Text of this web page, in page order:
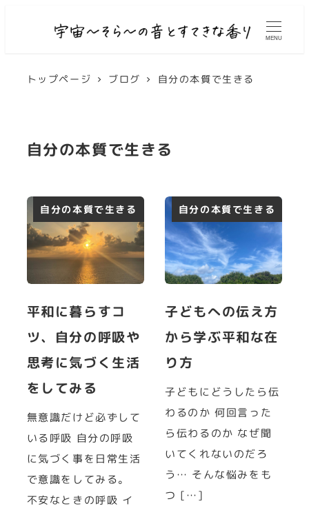
MENU
トップページ ブログ 自分の本質で生きる
自分の本質で生きる
自分の本質で生きる
平和に暮らすコ
ツ、自分の呼吸や
思考に気づく生活
をしてみる
無意識だけど必ずして
いる呼吸 自分の呼吸
に気づく事を日常生活
で意識をしてみる。
不安なときの呼吸 イ
自分の本質で生きる
子どもへの伝え方
から学ぶ平和な在
り方
子どもにどうしたら伝
わるのか 何回言った
ら伝わるのか なぜ聞
いてくれないのだろ
う… そんな悩みをも
つ […]